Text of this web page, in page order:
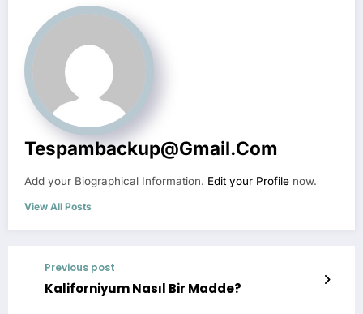
Tespambackup@gmail.com
Add your Biographical Information. Edit your Profile now.
View All Posts
Previous post
Kaliforniyum Nasıl Bir Madde?